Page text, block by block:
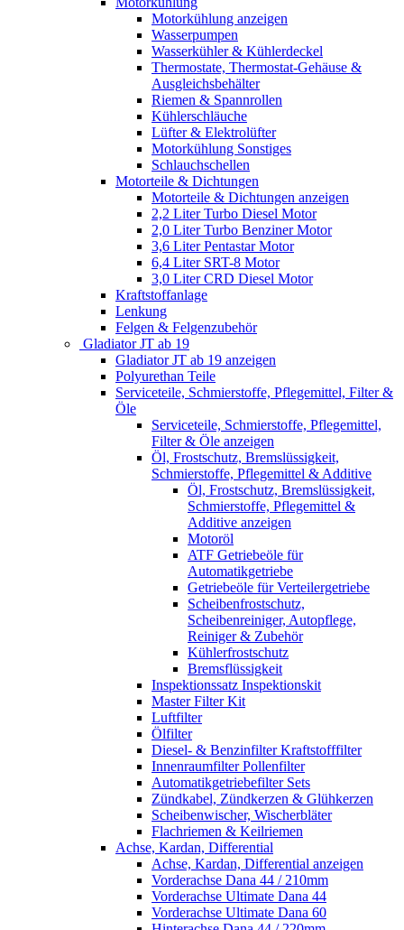
Motorkühlung anzeigen
Wasserpumpen
Wasserkühler & Kühlerdeckel
Thermostate, Thermostat-Gehäuse &
Ausgleichsbehälter
Riemen & Spannrollen
Kühlerschläuche
Lüfter & Elektrolüfter
Motorkühlung Sonstiges
Schlauchschellen
Motorteile & Dichtungen
Motorteile & Dichtungen anzeigen
2,2 Liter Turbo Diesel Motor
2,0 Liter Turbo Benziner Motor
3,6 Liter Pentastar Motor
6,4 Liter SRT-8 Motor
3,0 Liter CRD Diesel Motor
Kraftstoffanlage
Lenkung
Felgen & Felgenzubehör
Gladiator JT ab 19
Gladiator JT ab 19 anzeigen
Polyurethan Teile
Serviceteile, Schmierstoffe, Pflegemittel, Filter &
Öle
Serviceteile, Schmierstoffe, Pflegemittel,
Filter & Öle anzeigen
Öl, Frostschutz, Bremslüssigkeit,
Schmierstoffe, Pflegemittel & Additive
Öl, Frostschutz, Bremslüssigkeit,
Schmierstoffe, Pflegemittel &
Additive anzeigen
Motoröl
ATF Getriebeöle für
Automatikgetriebe
Getriebeöle für Verteilergetriebe
Scheibenfrostschutz,
Scheibenreiniger, Autopflege,
Reiniger & Zubehör
Kühlerfrostschutz
Bremsflüssigkeit
Inspektionssatz Inspektionskit
Master Filter Kit
Luftfilter
Ölfilter
Diesel- & Benzinfilter Kraftstofffilter
Innenraumfilter Pollenfilter
Automatikgetriebefilter Sets
Zündkabel, Zündkerzen & Glühkerzen
Scheibenwischer, Wischerbläter
Flachriemen & Keilriemen
Achse, Kardan, Differential
Achse, Kardan, Differential anzeigen
Vorderachse Dana 44 / 210mm
Vorderachse Ultimate Dana 44
Vorderachse Ultimate Dana 60